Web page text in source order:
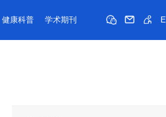
健康科普 学术期刊